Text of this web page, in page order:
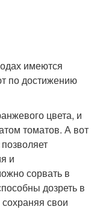
имеются
по достижению
цвета, и
томатов. А вот
и
сорвать в
дозреть в
свои